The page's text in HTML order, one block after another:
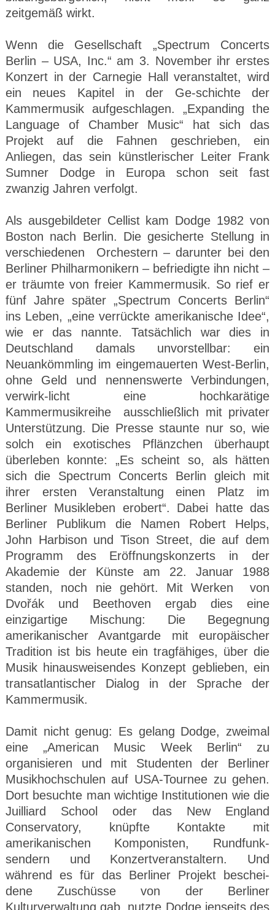
zeitgemäß wirkt.
Wenn die Gesellschaft „Spectrum Concerts
Berlin – USA, Inc.“ am 3. November ihr erstes
Konzert in der Carnegie Hall veranstaltet, wird
ein neues Kapitel in der Ge-schichte der
Kammermusik aufgeschlagen. „Expanding the
Language of Chamber Music“ hat sich das
Projekt auf die Fahnen geschrieben, ein
Anliegen, das sein künstlerischer Leiter Frank
Sumner Dodge in Europa schon seit fast
zwanzig Jahren verfolgt.
Als ausgebildeter Cellist kam Dodge 1982 von
Boston nach Berlin. Die gesicherte Stellung in
verschiedenen Orchestern – darunter bei den
Berliner Philharmonikern – befriedigte ihn nicht –
er träumte von freier Kammermusik. So rief er
fünf Jahre später „Spectrum Concerts Berlin“
ins Leben, „eine verrückte amerikanische Idee“,
wie er das nannte. Tatsächlich war dies in
Deutschland damals unvorstellbar: ein
Neuankömmling im eingemauerten West-Berlin,
ohne Geld und nennenswerte Verbindungen,
verwirk-licht eine hochkarätige
Kammermusikreihe ausschließlich mit privater
Unterstützung. Die Presse staunte nur so, wie
solch ein exotisches Pflänzchen überhaupt
überleben konnte: „Es scheint so, als hätten
sich die Spectrum Concerts Berlin gleich mit
ihrer ersten Veranstaltung einen Platz im
Berliner Musikleben erobert“. Dabei hatte das
Berliner Publikum die Namen Robert Helps,
John Harbison und Tison Street, die auf dem
Programm des Eröffnungskonzerts in der
Akademie der Künste am 22. Januar 1988
standen, noch nie gehört. Mit Werken von
Dvořák und Beethoven ergab dies eine
einzigartige Mischung: Die Begegnung
amerikanischer Avantgarde mit europäischer
Tradition ist bis heute ein tragfähiges, über die
Musik hinausweisendes Konzept geblieben, ein
transatlantischer Dialog in der Sprache der
Kammermusik.
Damit nicht genug: Es gelang Dodge, zweimal
eine „American Music Week Berlin“ zu
organisieren und mit Studenten der Berliner
Musikhochschulen auf USA-Tournee zu gehen.
Dort besuchte man wichtige Institutionen wie die
Juilliard School oder das New England
Conservatory, knüpfte Kontakte mit
amerikanischen Komponisten, Rundfunk-
sendern und Konzertveranstaltern. Und
während es für das Berliner Projekt beschei-
dene Zuschüsse von der Berliner
Kulturverwaltung gab, nutzte Dodge jenseits des